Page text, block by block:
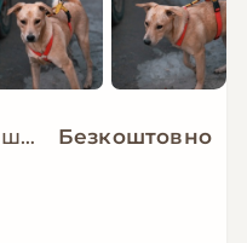
справжній ДРУГ Майкі шукає родину! Безкоштовно